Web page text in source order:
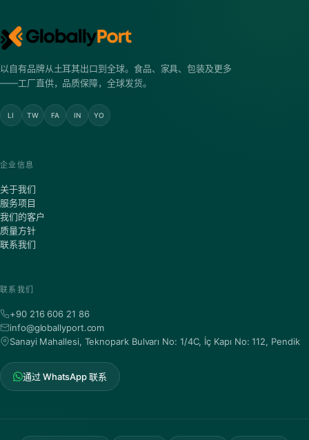
以自有品牌从土耳其出口到全球。食品、家具、包装及更多
——工厂直供，品质保障，全球发货。
LI TW FA IN YO
企业信息
关于我们
服务项目
我们的客户
质量方针
联系我们
联系我们
+90 216 606 21 86
info@globallyport.com
Sanayi Mahallesi, Teknopark Bulvarı No: 1/4C, İç Kapı No: 112, Pendik
通过 WhatsApp 联系